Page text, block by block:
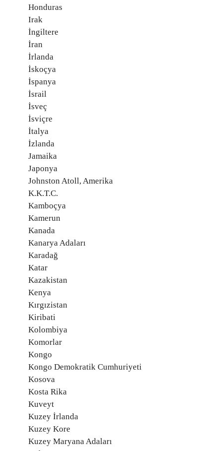
Honduras
Irak
İngiltere
İran
İrlanda
İskoçya
İspanya
İsrail
İsveç
İsviçre
İtalya
İzlanda
Jamaika
Japonya
Johnston Atoll, Amerika
K.K.T.C.
Kamboçya
Kamerun
Kanada
Kanarya Adaları
Karadağ
Katar
Kazakistan
Kenya
Kırgızistan
Kiribati
Kolombiya
Komorlar
Kongo
Kongo Demokratik Cumhuriyeti
Kosova
Kosta Rika
Kuveyt
Kuzey İrlanda
Kuzey Kore
Kuzey Maryana Adaları